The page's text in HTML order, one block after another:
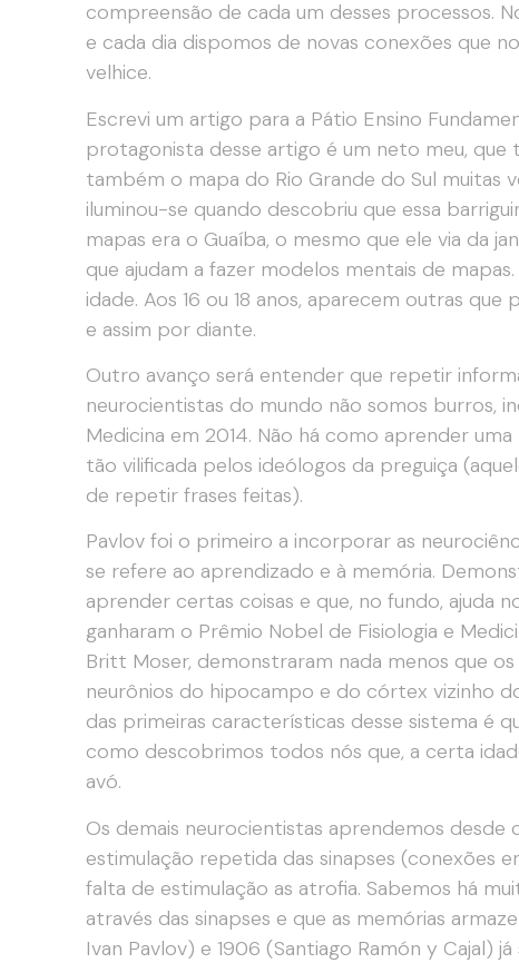
compreensão de cada um desses processos.
e cada dia dispomos de novas conexões que
velhice.
Escrevi um artigo para a Pátio Ensino
protagonista desse artigo é um neto meu, que
também o mapa do Rio Grande do Sul muitas
iluminou-se quando descobriu que essa
mapas era o Guaíba, o mesmo que ele via da
que ajudam a fazer modelos mentais de
idade. Aos 16 ou 18 anos, aparecem outras
e assim por diante.
Outro avanço será entender que repetir
neurocientistas do mundo não somos burros,
Medicina em 2014. Não há como aprender
tão vilificada pelos ideólogos da preguiça
de repetir frases feitas).
Pavlov foi o primeiro a incorporar as
se refere ao aprendizado e à memória.
aprender certas coisas e que, no fundo, ajuda
ganharam o Prêmio Nobel de Fisiologia e
Britt Moser, demonstraram nada menos que
neurônios do hipocampo e do córtex vizinho
das primeiras características desse sistema é
como descobrimos todos nós que, a certa
avó.
Os demais neurocientistas aprendemos desde
estimulação repetida das sinapses (conexões
falta de estimulação as atrofia. Sabemos há
através das sinapses e que as memórias
Ivan Pavlov) e 1906 (Santiago Ramón y Cajal)